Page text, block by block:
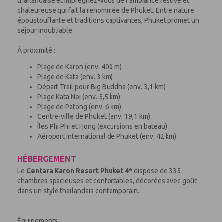
chaleureuse qui fait la renommée de Phuket. Entre nature
époustouflante et traditions captivantes, Phuket promet un
séjour inoubliable.
À proximité :
Plage de Karon (env. 400 m)
Plage de Kata (env. 3 km)
Départ Trail pour Big Buddha (env. 3,1 km)
Plage Kata Noi (env. 5,5 km)
Plage de Patong (env. 6 km)
Centre-ville de Phuket (env. 19,1 km)
Îles Phi Phi et Hong (excursions en bateau)
Aéroport International de Phuket (env. 42 km)
HÉBERGEMENT
Le Centara Karon Resort Phuket 4* dispose de 335
chambres spacieuses et confortables, décorées avec goût
dans un style thaïlandais contemporain.